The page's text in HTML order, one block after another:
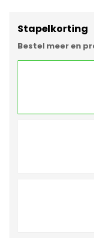
Stapelkorting
Bestel meer en